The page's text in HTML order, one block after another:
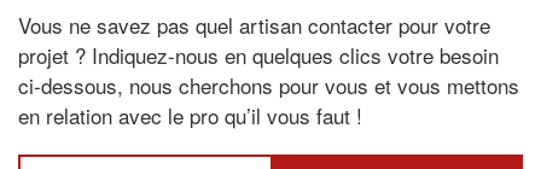
Vous ne savez pas quel artisan contacter pour votre
projet ? Indiquez-nous en quelques clics votre besoin
ci-dessous, nous cherchons pour vous et vous mettons
en relation avec le pro qu’il vous faut !